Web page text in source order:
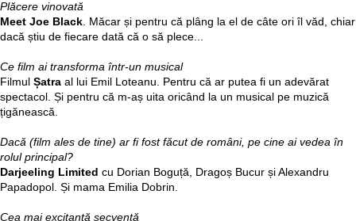
Plăcere vinovată
Meet Joe Black. Măcar și pentru că plâng la el de câte ori îl văd, chiar
dacă știu de fiecare dată că o să plece...
Ce film ai transforma într-un musical
Filmul Șatra al lui Emil Loteanu. Pentru că ar putea fi un adevărat
spectacol. Și pentru că m-aș uita oricând la un musical pe muzică
țigănească.
Dacă (film ales de tine) ar fi fost făcut de români, pe cine ai vedea în
rolul principal?
Darjeeling Limited cu Dorian Boguță, Dragoș Bucur și Alexandru
Papadopol. Și mama Emilia Dobrin.
Cea mai excitantă secvență